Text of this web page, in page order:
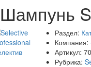
Шампунь
Раздел:
Компания:
Артикул:
Рубрика: